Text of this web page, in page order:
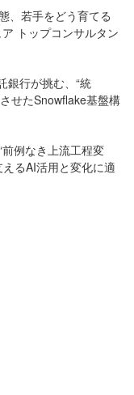
、若手をどう育てる
トップコンサルタン
銀行が挑む、“統
せたSnowflake基盤構
例なき上流工程変
るAI活用と変化に適